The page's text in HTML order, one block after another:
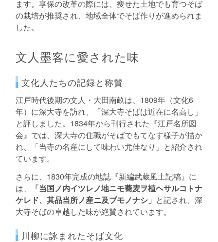
ます。享保の改革の際には、痩せた土地でも育つそば
の栽培が推奨され、地域全体でそば作りが進められま
した。
文人墨客に愛された味
文化人たちの記録と称賛
江戸時代後期の文人・大田南畝は、1809年（文化6
年）に深大寺を訪れ、「深大寺そばは近在に名高し」
と評しました。1834年から刊行された『江戸名所図
会』では、深大寺の住職がそばでもてなす様子が描か
れ、「当寺の名産にして味わい尤佳なり」と紹介され
ています。
さらに、1830年完成の地誌『新編武蔵風土記稿』に
は、
「当国ノ内イツレノ地ニモ蕎麦ヲ植ヘサルコトナ
ケレド、其品当所ノ産ニ及ブモノナシ」 と記され、深
大寺そばの卓越した味が絶賛されています。
川柳に詠まれたそば文化